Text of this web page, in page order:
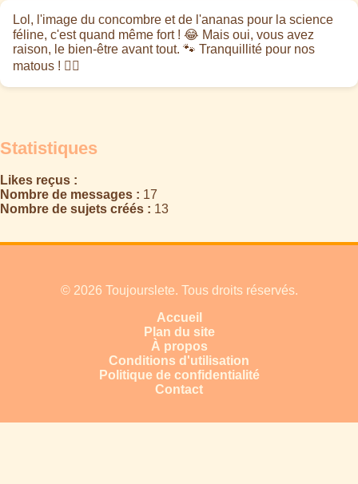
Lol, l'image du concombre et de l'ananas pour la science
féline, c'est quand même fort ! 😂 Mais oui, vous avez
raison, le bien-être avant tout. 🐾 Tranquillité pour nos
matous ! 🧝‍♀️
Statistiques
Likes reçus :
Nombre de messages : 17
Nombre de sujets créés : 13
© 2026 Toujourslete. Tous droits réservés.
Accueil
Plan du site
À propos
Conditions d'utilisation
Politique de confidentialité
Contact